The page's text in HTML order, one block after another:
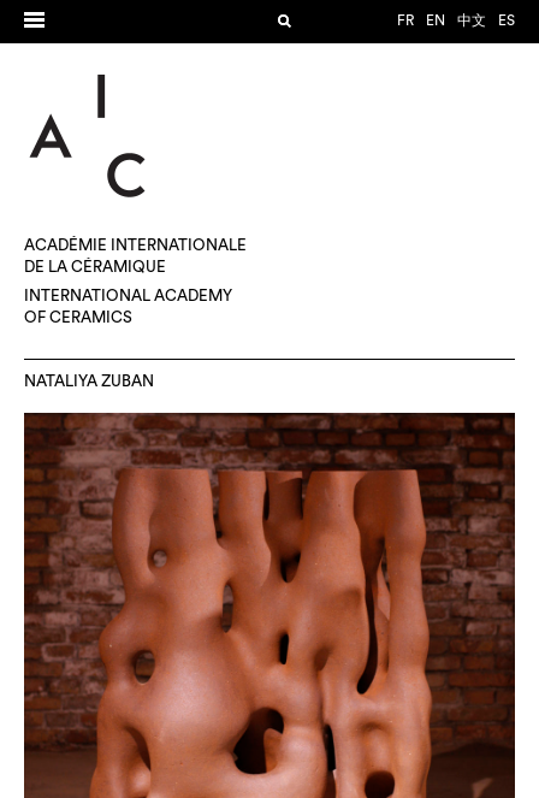
FR EN 中文 ES
ACADÉMIE INTERNATIONALE
DE LA CÉRAMIQUE
INTERNATIONAL ACADEMY
OF CERAMICS
NATALIYA ZUBAN